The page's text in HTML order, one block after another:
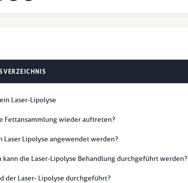
Laser-Lipolyse
Fettansammlung wieder auftreten?
Laser Lipolyse angewendet werden?
kann die Laser-Lipolyse Behandlung durchgeführt werden?
der Laser- Lipolyse durchgeführt?